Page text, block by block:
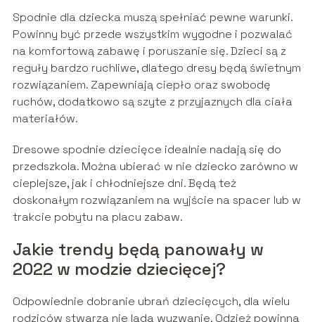
Spodnie dla dziecka muszą spełniać pewne warunki.
Powinny być przede wszystkim wygodne i pozwalać
na komfortową zabawę i poruszanie się. Dzieci są z
reguły bardzo ruchliwe, dlatego dresy będą świetnym
rozwiązaniem. Zapewniają ciepło oraz swobodę
ruchów, dodatkowo są szyte z przyjaznych dla ciała
materiałów.
Dresowe spodnie dziecięce idealnie nadają się do
przedszkola. Można ubierać w nie dziecko zarówno w
cieplejsze, jak i chłodniejsze dni. Będą też
doskonałym rozwiązaniem na wyjście na spacer lub w
trakcie pobytu na placu zabaw.
Jakie trendy będą panowały w
2022 w modzie dziecięcej?
Odpowiednie dobranie ubrań dziecięcych, dla wielu
rodziców stwarza nie lada wyzwanie. Odzież powinna